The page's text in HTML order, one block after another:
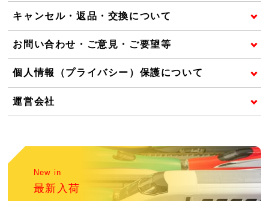
キャンセル・返品・交換について
お問い合わせ・ご意見・ご要望等
個人情報（プライバシー）保護について
運営会社
New in
最新入荷